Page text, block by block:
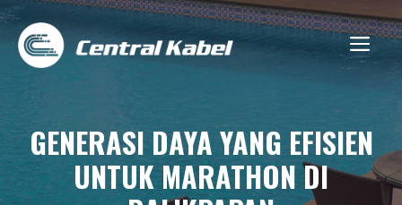
Skip
content
GENERASI DAYA YANG EFISIEN
UNTUK MARATHON DI